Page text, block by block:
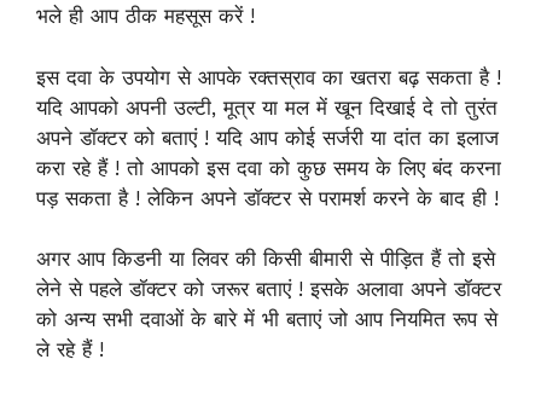
भले ही आप ठीक महसूस करें !
इस दवा के उपयोग से आपके रक्तस्राव का खतरा बढ़ सकता है !
यदि आपको अपनी उल्टी, मूत्र या मल में खून दिखाई दे तो तुरंत
अपने डॉक्टर को बताएं ! यदि आप कोई सर्जरी या दांत का इलाज
करा रहे हैं ! तो आपको इस दवा को कुछ समय के लिए बंद करना
पड़ सकता है ! लेकिन अपने डॉक्टर से परामर्श करने के बाद ही !
अगर आप किडनी या लिवर की किसी बीमारी से पीड़ित हैं तो इसे
लेने से पहले डॉक्टर को जरूर बताएं ! इसके अलावा अपने डॉक्टर
को अन्य सभी दवाओं के बारे में भी बताएं जो आप नियमित रूप से
ले रहे हैं !